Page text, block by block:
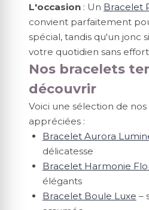
L'occasion : Un Bracelet
convient parfaitement
spécial, tandis qu'un jonc
votre quotidien sans
Nos bracelets
découvrir
Voici une sélection de
appréciées :
Bracelet Aurora
délicatesse
Bracelet Harmonie
élégants
Bracelet Boule Luxe –